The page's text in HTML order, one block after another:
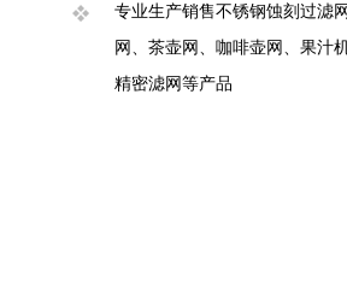
专业生产销售不锈钢蚀刻过滤
网、茶壶网、咖啡壶网、果汁
精密滤网等产品